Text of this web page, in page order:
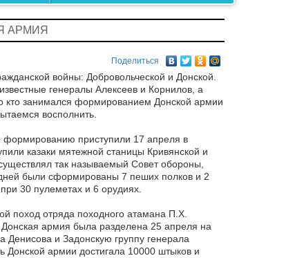
АРМИЯ
Поделиться
войны: Добровольческой и Донской.
генералы Алексеев и Корнилов, а
кто занимался формированием Донской армии
восполнить.
формированию приступили 17 апреля в
казаки мятежной станицы Кривянской и
так называемый Совет обороны,
были сформированы 7 пеших полков и 2
30 пулеметах и 6 орудиях.
поход отряда походного атамана П.Х.
армия была разделена 25 апреля на
и Задонскую группу генерала
армии достигала 10000 штыков и